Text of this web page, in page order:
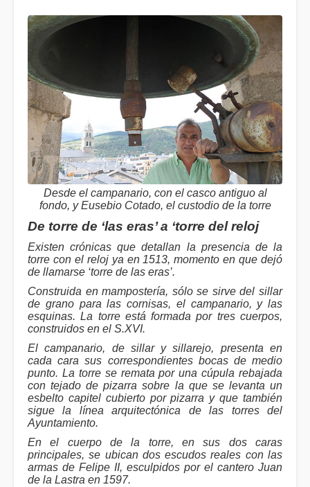
Desde el campanario, con el casco antiguo al
fondo, y Eusebio Cotado, el custodio de la torre
De torre de ‘las eras’ a ‘torre del reloj
Existen crónicas que detallan la presencia de la
torre con el reloj ya en 1513, momento en que dejó
de llamarse ‘torre de las eras’.
Construida en mampostería, sólo se sirve del sillar
de grano para las cornisas, el campanario, y las
esquinas. La torre está formada por tres cuerpos,
construidos en el S.XVI.
El campanario, de sillar y sillarejo, presenta en
cada cara sus correspondientes bocas de medio
punto. La torre se remata por una cúpula rebajada
con tejado de pizarra sobre la que se levanta un
esbelto capitel cubierto por pizarra y que también
sigue la línea arquitectónica de las torres del
Ayuntamiento.
En el cuerpo de la torre, en sus dos caras
principales, se ubican dos escudos reales con las
armas de Felipe II, esculpidos por el cantero Juan
de la Lastra en 1597.